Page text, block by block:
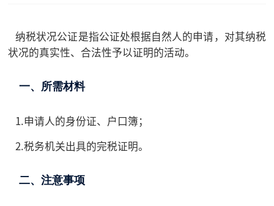
纳税状况公证是指公证处根据自然人的申请，对其纳税
状况的真实性、合法性予以证明的活动。
一、所需材料
1.申请人的身份证、户口簿；
2.税务机关出具的完税证明。
二、注意事项